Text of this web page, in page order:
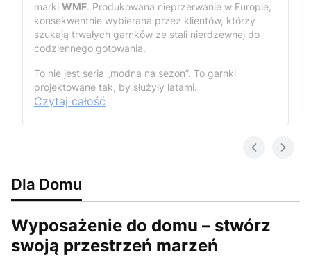
marki WMF. Produkowana nieprzerwanie w Europie,
konsekwentnie wybierana przez klientów, którzy
szukają trwałych garnków ze stali nierdzewnej do
codziennego gotowania.
To nie jest seria „modna na sezon”. To garnki
projektowane tak, by służyły latami.
Czytaj całość
Dla Domu
Wyposażenie do domu – stwórz
swoją przestrzeń marzeń